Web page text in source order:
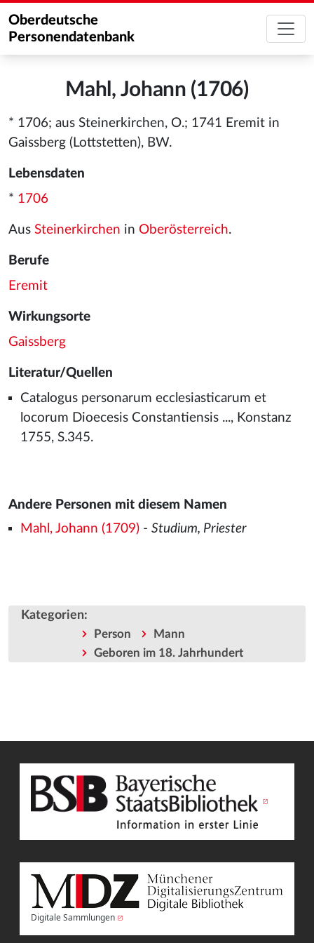
Oberdeutsche
Personendatenbank
Mahl, Johann (1706)
* 1706; aus Steinerkirchen, O.; 1741 Eremit in
Gaissberg (Lottstetten), BW.
Lebensdaten
* 1706
Aus Steinerkirchen in Oberösterreich.
Berufe
Eremit
Wirkungsorte
Gaissberg
Literatur/Quellen
Catalogus personarum ecclesiasticarum et
locorum Dioecesis Constantiensis ..., Konstanz
1755, S.345.
Andere Personen mit diesem Namen
Mahl, Johann (1709)- Studium, Priester
Kategorien:
Person
Mann
Geboren im 18. Jahrhundert
Digitale Sammlungen